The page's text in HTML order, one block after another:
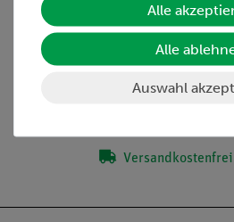
Lieferumfang
Media / Downloads
Alle
Alle
Auswahl